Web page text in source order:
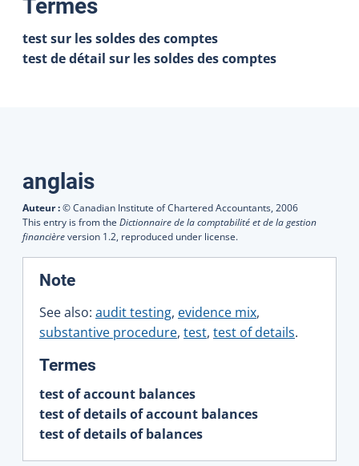
Termes
test sur les soldes des comptes
test de détail sur les soldes des comptes
Traductions
anglais
Auteur :© Canadian Institute of Chartered Accountants, 2006
This entry is from the Dictionnaire de la comptabilité et de la gestion
financièreversion 1.2, reproduced under license.
Note:
See also: audit testing, evidence mix,
substantive procedure, test, test of details.
Termes
test of account balances
test of details of account balances
test of details of balances